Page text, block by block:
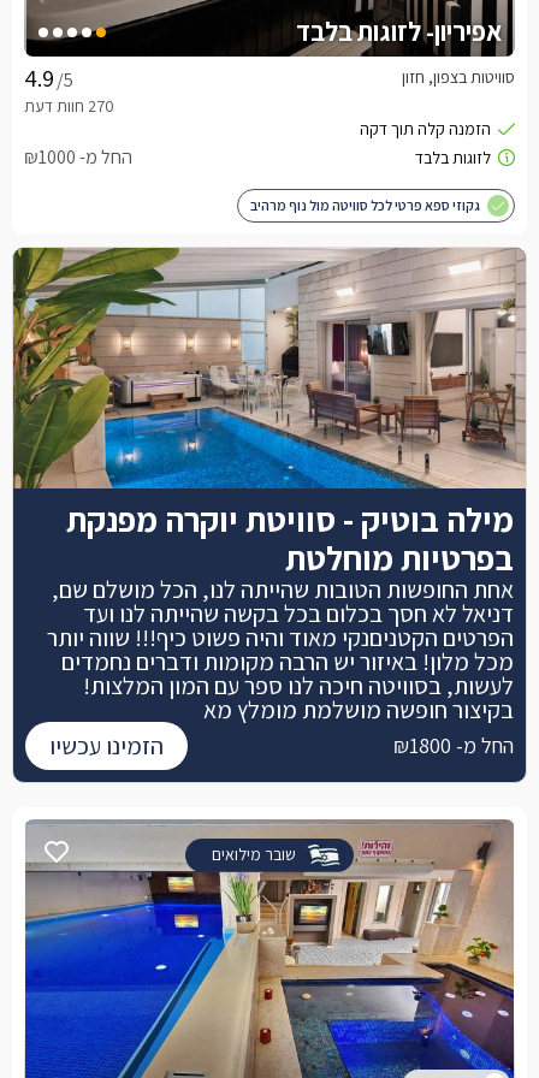
אפיריון- לזוגות בלבד
/5 סוויטות בצפון, חזון
החל מ- ₪1000
גקוזי ספא פרטי לכל סוויטה מול נוף מרהיב
שובר מילואים
מילה בוטיק - סוויטת יוקרה מפנקת
בפרטיות מוחלטת
אחת החופשות הטובות שהייתה לנו, הכל מושלם שם,
דניאל לא חסך בכלום בכל בקשה שהייתה לנו ועד
הפרטים הקטניםנקי מאוד והיה פשוט כיף!!! שווה יותר
מכל מלון! באיזור יש הרבה מקומות ודברים נחמדים
לעשות, בסוויטה חיכה לנו ספר עם המון המלצות!
בקיצור חופשה מושלמת מומלץ מא
החל מ- ₪1800 הזמינו עכשיו